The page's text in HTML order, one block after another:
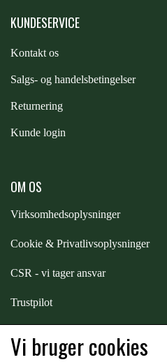
WALSH
KUNDESERVICE
Kontakt os
Salgs- og handelsbetingelser
Returnering
Kunde login
OM OS
Virksomhedsoplysninger
Cookie & Privatlivsoplysninger
CSR - vi tager ansvar
Trustpilot
Vi bruger cookies